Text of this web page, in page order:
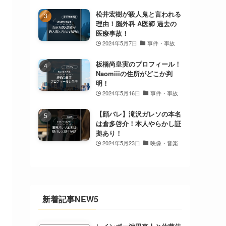
松井宏樹が殺人鬼と言われる
理由！脳外科 A医師 過去の
医療事故！
2024年5月7日 事件・事故
板橋尚皇実のプロフィール！
Naomiiiの住所がどこか判
明！
2024年5月16日 事件・事故
【顔バレ】滝沢ガレソの本名
は倉多啓介！本人やらかし証
拠あり！
2024年5月23日 映像・音楽
新着記事NEW5